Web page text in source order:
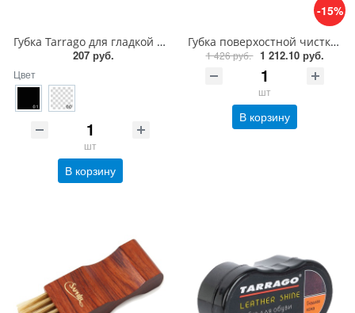
Губка Tarrago для гладкой кожи силикон1
207 руб.
Цвет
шт
В корзину
-15%
Губка поверхостной чистки замши, велюра Saphir Nettoyant cleaner
1 426 руб. 1 212.10 руб.
шт
В корзину